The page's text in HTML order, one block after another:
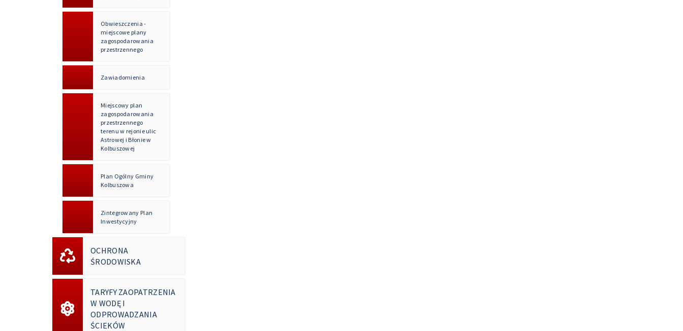
Obwieszczenia -
miejscowe plany
zagospodarowania
przestrzennego
Zawiadomienia
Miejscowy plan
zagospodarowania
przestrzennego
terenu w rejonie ulic
Astrowej i Błonie w
Kolbuszowej
Plan Ogólny Gminy
Kolbuszowa
Zintegrowany Plan
Inwestycyjny
OCHRONA
ŚRODOWISKA
TARYFY ZAOPATRZENIA
W WODĘ I
ODPROWADZANIA
ŚCIEKÓW